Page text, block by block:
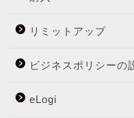
リミットアップ
ビジネスポリシーの
eLogi